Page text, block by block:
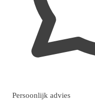
Persoonlijk advies